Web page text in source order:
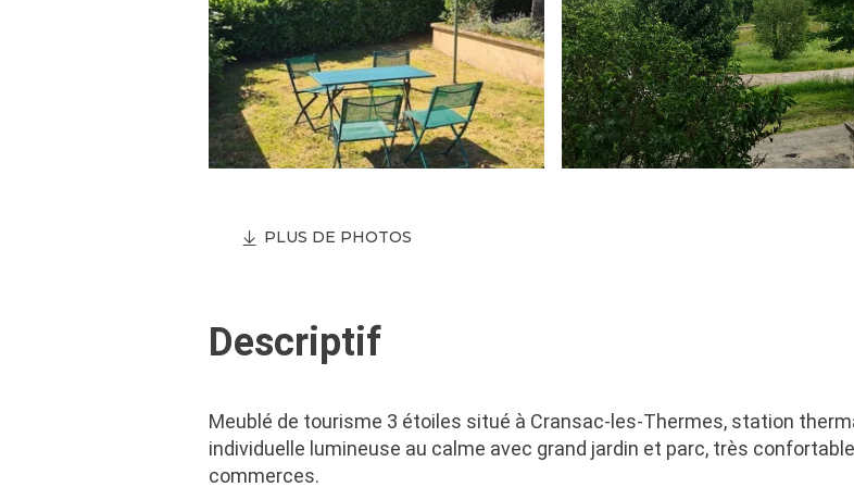
PLUS DE PHOTOS
Descriptif
Meublé de tourisme 3 étoiles situé à Cransac-les-Thermes, station
individuelle lumineuse au calme avec grand jardin et parc, très
commerces.